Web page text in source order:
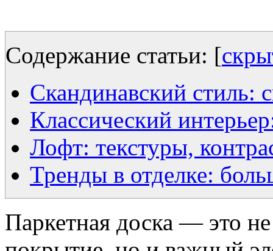
Содержание статьи: [
Скандинавский стиль:
Классический
Лофт: текстуры,
Тренды в отделке:
Паркетная доска — это